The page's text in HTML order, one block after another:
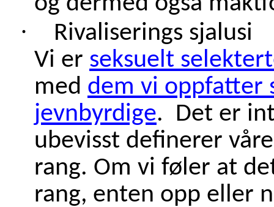
·
Rivaliserings sjalusi
Vi er seksuelt
med dem vi oppfatter
jevnbyrdige. Det er
ubevisst definerer
rang. Om vi føler at
rang, enten opp eller